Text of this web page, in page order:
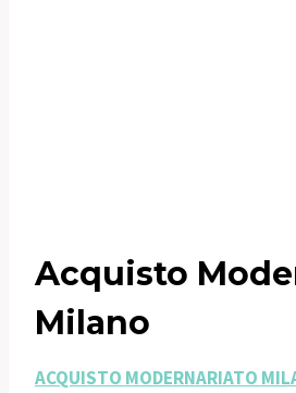
Acquisto
Milano
ACQUISTO MODERNARIATO